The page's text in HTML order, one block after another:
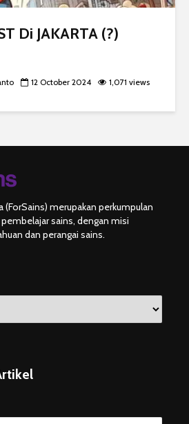
Di JAKARTA (?)
12 October 2024 1,071 views
(ForSains) merupakan perkumpulan
sains, dengan misi
dan perangai sains.